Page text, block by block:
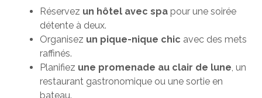
Réservez un hôtel avec spa pour une soirée
détente à deux.
Organisez un pique-nique chic avec des mets
raffinés.
Planifiez une promenade au clair de lune, un
restaurant gastronomique ou une sortie en
bateau.